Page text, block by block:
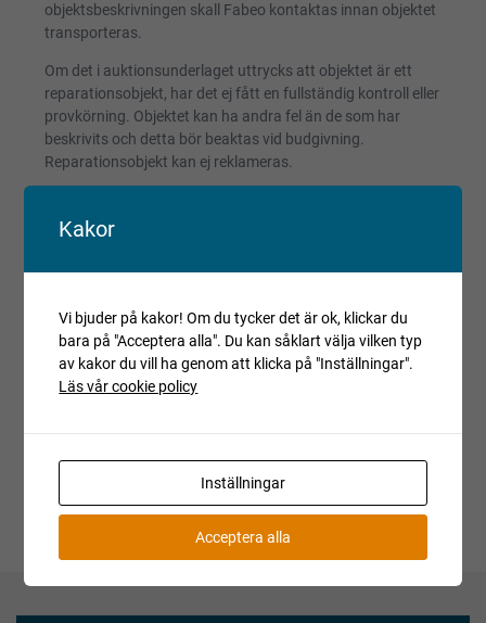
objektsbeskrivningen skall Fabeo kontaktas innan objektet
transporteras.
Om det i auktionsunderlaget uttrycks att objektet är ett
reparationsobjekt, har det ej fått en fullständig kontroll eller
provkörning. Objektet kan ha andra fel än de som har
beskrivits och detta bör beaktas vid budgivning.
Reparationsobjekt kan ej reklameras.
Auktionen är avslutad
Är du intresserad av objektet men deltog inte i
budgivningen, var vänlig kontakta ansvarig mäklare för
Kakor
Vi bjuder på kakor! Om du tycker det är ok, klickar du
bara på "Acceptera alla". Du kan såklart välja vilken typ
av kakor du vill ha genom att klicka på "Inställningar".
Läs vår cookie policy
Inställningar
Acceptera alla